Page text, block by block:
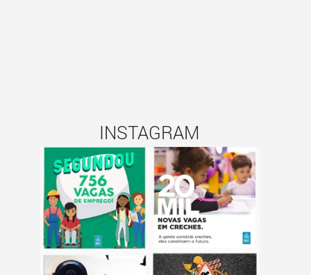
INSTAGRAM